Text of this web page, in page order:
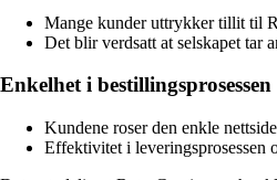
Mange kunder uttrykker tillit til
Det blir verdsatt at selskapet tar
Enkelhet i bestillingsprosessen
Kundene roser den enkle
Effektivitet i leveringsprosessen